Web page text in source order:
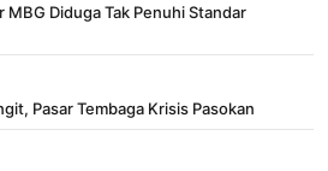
Diduga Tak Penuhi Standar
Pasar Tembaga Krisis Pasokan